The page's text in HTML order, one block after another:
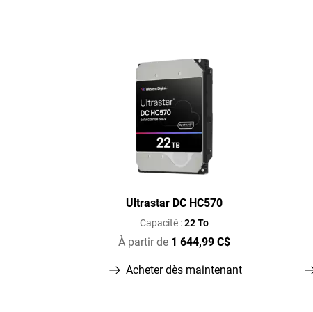
Ultrastar DC HC570
Capacité :22 To
À partir de 1 644,99 C$
Acheter dès maintenant